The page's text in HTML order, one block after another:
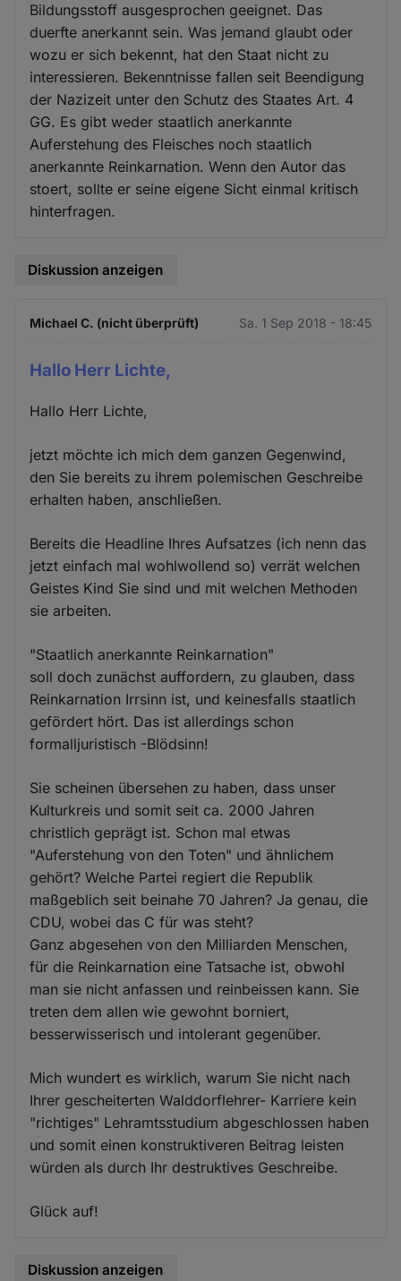
Bildungsstoff ausgesprochen geeignet. Das
duerfte anerkannt sein. Was jemand glaubt oder
wozu er sich bekennt, hat den Staat nicht zu
interessieren. Bekenntnisse fallen seit Beendigung
der Nazizeit unter den Schutz des Staates Art. 4
GG. Es gibt weder staatlich anerkannte
Auferstehung des Fleisches noch staatlich
anerkannte Reinkarnation. Wenn den Autor das
stoert, sollte er seine eigene Sicht einmal kritisch
hinterfragen.
Diskussion anzeigen
Michael C. (nicht überprüft) Sa. 1 Sep 2018 - 18:45
Hallo Herr Lichte,
Hallo Herr Lichte,
jetzt möchte ich mich dem ganzen Gegenwind,
den Sie bereits zu ihrem polemischen Geschreibe
erhalten haben, anschließen.
Bereits die Headline Ihres Aufsatzes (ich nenn das
jetzt einfach mal wohlwollend so) verrät welchen
Geistes Kind Sie sind und mit welchen Methoden
sie arbeiten.
"Staatlich anerkannte Reinkarnation"
soll doch zunächst auffordern, zu glauben, dass
Reinkarnation Irrsinn ist, und keinesfalls staatlich
gefördert hört. Das ist allerdings schon
formalljuristisch -Blödsinn!
Sie scheinen übersehen zu haben, dass unser
Kulturkreis und somit seit ca. 2000 Jahren
christlich geprägt ist. Schon mal etwas
"Auferstehung von den Toten" und ähnlichem
gehört? Welche Partei regiert die Republik
maßgeblich seit beinahe 70 Jahren? Ja genau, die
CDU, wobei das C für was steht?
Ganz abgesehen von den Milliarden Menschen,
für die Reinkarnation eine Tatsache ist, obwohl
man sie nicht anfassen und reinbeissen kann. Sie
treten dem allen wie gewohnt borniert,
besserwisserisch und intolerant gegenüber.
Mich wundert es wirklich, warum Sie nicht nach
Ihrer gescheiterten Walddorflehrer- Karriere kein
"richtiges" Lehramtsstudium abgeschlossen haben
und somit einen konstruktiveren Beitrag leisten
würden als durch Ihr destruktives Geschreibe.
Glück auf!
Diskussion anzeigen